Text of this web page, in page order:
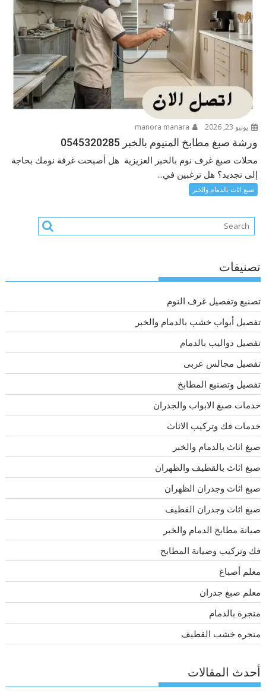
يونيو 23, 2026
ورشة صبغ مطابخ المنيوم بالخبر 0545320285
محلات صبغ غرف نوم بالخبر العزيزية هل أصبحت غرفة نومك بحاجة
إلى تجديد؟ هل ترغبين في...
صبغ اثاث بالدمام والخبر
تصنيفات
تصنيع وتفصيل غرف النوم
تفصيل أبواب خشب بالدمام والخبر
تفصيل دواليب بالدمام
تفصيل مجالس عربى
تفصيل وتصنيع المطابخ
خدمات صبغ الابواب والجدران
خدمات فك وتركيب الاثاث
صبغ اثاث بالدمام والخبر
صبغ اثاث بالقطيف والظهران
صبغ اثاث وجدران الظهران
صبغ اثاث وجدران القطيف
صيانة مطابخ الدمام والخبر
فك وتركيب وصيانة المطابخ
معلم أصباغ
معلم صبغ جدران
منجرة بالدمام
منجره خشب القطيف
أحدث المقالات